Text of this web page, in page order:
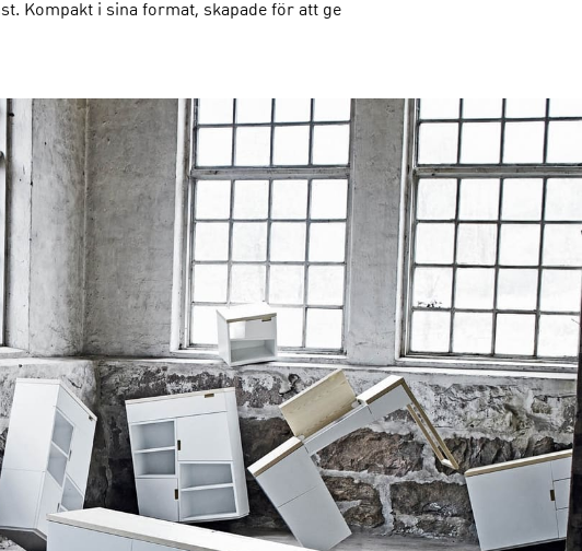
Kompakt i sina format, skapade för att ge